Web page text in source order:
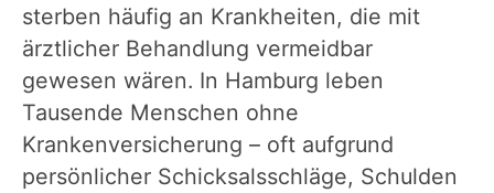
sterben häufig an Krankheiten, die mit
ärztlicher Behandlung vermeidbar
gewesen wären. In Hamburg leben
Tausende Menschen ohne
Krankenversicherung – oft aufgrund
persönlicher Schicksalsschläge, Schulden